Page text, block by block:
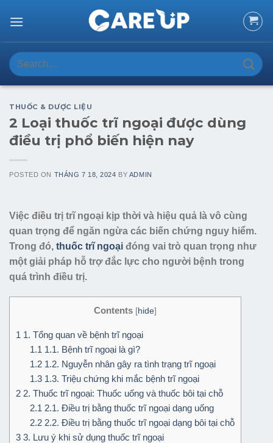
Search
for:
THUỐC & DƯỢC LIỆU
2 Loại thuốc trĩ ngoại được dùng
điều trị phổ biến hiện nay
POSTED ON THÁNG 7 18, 2024 BY ADMIN
Việc điều trị trĩ ngoại kịp thời và hiệu quả là vô cùng
quan trọng để ngăn ngừa các biến chứng nguy hiểm.
Trong đó, thuốc trĩ ngoại đóng vai trò quan trọng như
một giải pháp hỗ trợ đắc lực cho người bệnh trong
quá trình điều trị.
Contents [hide]
1 1. Tổng quan về bệnh trĩ ngoại
1.1 1.1. Bệnh trĩ ngoại là gì?
1.21.2. Nguyễn nhân gây ra tình trạng trĩ ngoại
1.31.3. Triệu chứng khi mắc bệnh trĩ ngoại
2 2. Thuốc trĩ ngoại: Thuốc uống và thuốc bôi tại chỗ
2.1 2.1. Điều trị bằng thuốc trĩ ngoại dạng uống
2.22.2. Điều trị bằng thuốc trĩ ngoại dạng bôi tại chỗ
3 3. Lưu ý khi sử dụng thuốc trĩ ngoại